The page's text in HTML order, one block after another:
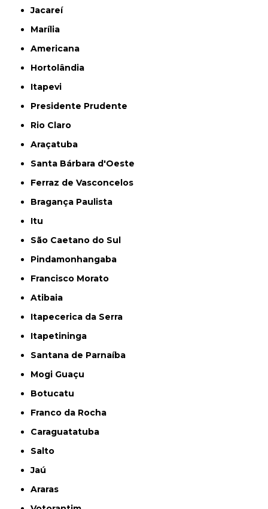
Jacareí
Marília
Americana
Hortolândia
Itapevi
Presidente Prudente
Rio Claro
Araçatuba
Santa Bárbara d'Oeste
Ferraz de Vasconcelos
Bragança Paulista
Itu
São Caetano do Sul
Pindamonhangaba
Francisco Morato
Atibaia
Itapecerica da Serra
Itapetininga
Santana de Parnaíba
Mogi Guaçu
Botucatu
Franco da Rocha
Caraguatatuba
Salto
Jaú
Araras